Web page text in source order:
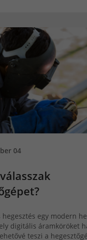
04
egy modern
digitális áramköröket
teszi a